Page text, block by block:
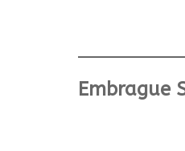
Embrague